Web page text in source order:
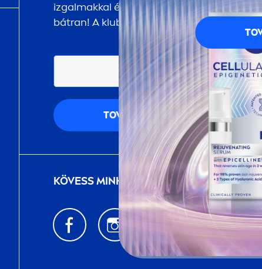
izgalmakkal és meglepetésekkel teli, kék-
bátran! A klubtagság számos előnnyel jár.
TOVÁBB
KÖVESS MINKET